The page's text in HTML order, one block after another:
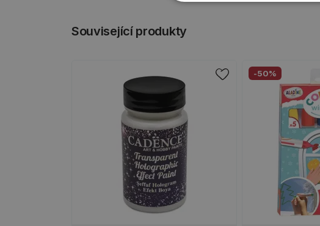
Související produkty
-50%